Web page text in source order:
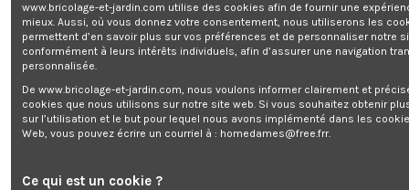
Anti calcaire pour machine à laver
16,68 €
www.bricolage-et-jardin.com utilise des cookies afin de fournir une
mieux. Aussi, où vous donnez votre consentement, nous utiliserons les
permettent d’en savoir plus sur vos préférences et de personnaliser notre
conformément à leurs intérêts individuels, afin d’assurer une navigation
personnalisée.
De www.bricolage-et-jardin.com, nous voulons informer clairement et
cookies que nous utilisons sur notre site web. Si vous souhaitez obtenir
sur l’utilisation et le but pour lequel nous avons implémenté dans les
Web, vous pouvez écrire un courriel à : homedames@free.frr.
Ce qui est un cookie ?